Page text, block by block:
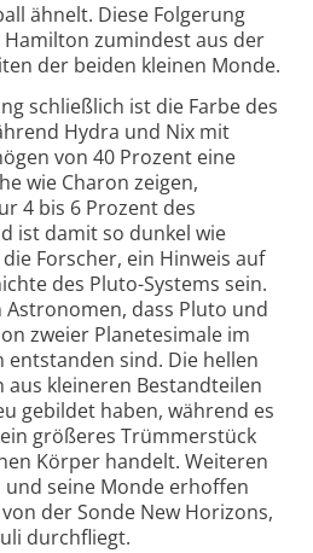
ähnelt. Diese Folgerung
zumindest aus der
der beiden kleinen Monde.
schließlich ist die Farbe des
Hydra und Nix mit
von 40 Prozent eine
wie Charon zeigen,
4 bis 6 Prozent des
ist damit so dunkel wie
Forscher, ein Hinweis auf
des Pluto-Systems sein.
dass Pluto und
zweier Planetesimale im
entstanden sind. Die hellen
aus kleineren Bestandteilen
gebildet haben, während es
größeres Trümmerstück
Körper handelt. Weiteren
seine Monde erhoffen
der Sonde New Horizons,
durchfliegt.